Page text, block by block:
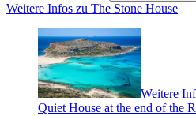
Weitere Infos zu The Stone House
Weitere
Quiet House at the end of the